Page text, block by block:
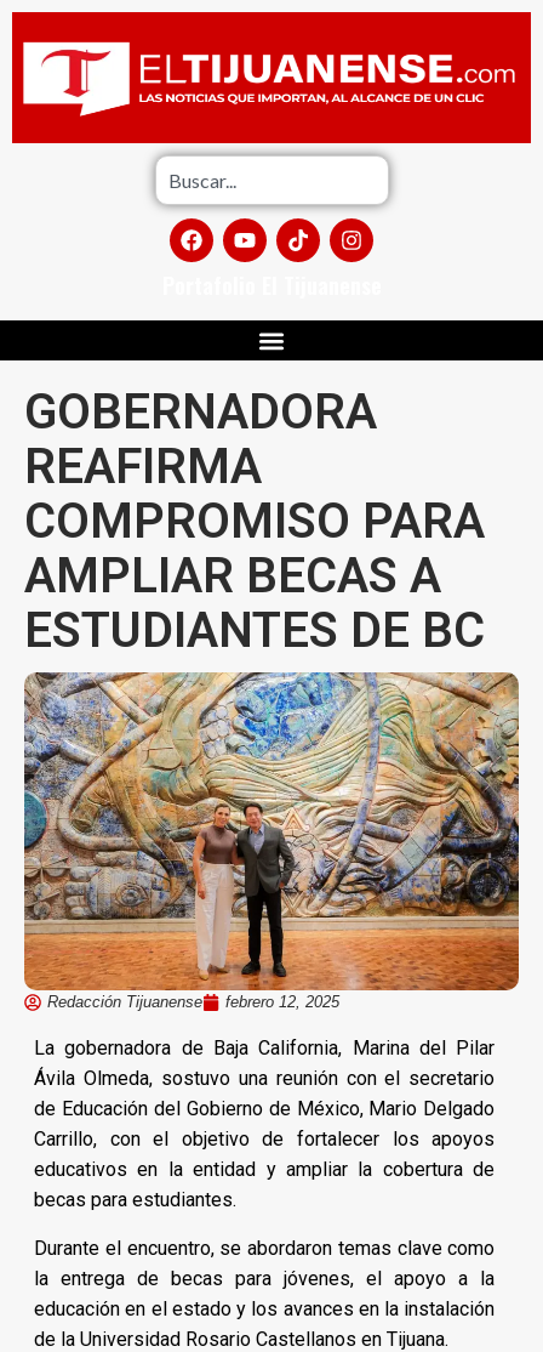
GOBERNADORA
REAFIRMA
COMPROMISO PARA
AMPLIAR BECAS A
ESTUDIANTES DE BC
Redacción Tijuanense febrero 12, 2025
La gobernadora de Baja California, Marina del Pilar
Ávila Olmeda, sostuvo una reunión con el secretario
de Educación del Gobierno de México, Mario Delgado
Carrillo, con el objetivo de fortalecer los apoyos
educativos en la entidad y ampliar la cobertura de
becas para estudiantes.
Durante el encuentro, se abordaron temas clave como
la entrega de becas para jóvenes, el apoyo a la
educación en el estado y los avances en la instalación
de la Universidad Rosario Castellanos en Tijuana.